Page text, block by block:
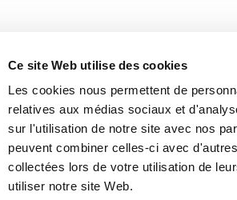
Ce site Web utilise des cookies
Les cookies nous permettent de
relatives aux médias sociaux et
sur l'utilisation de notre site avec nos
peuvent combiner celles-ci avec
collectées lors de votre utilisation de
utiliser notre site Web.